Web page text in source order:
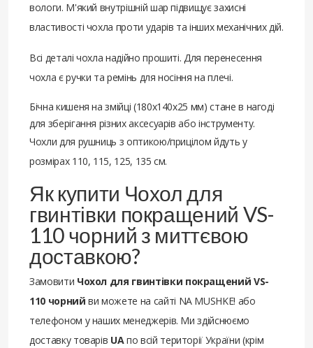
вологи. М'який внутрішній шар підвищує захисні
властивості чохла проти ударів та інших механічних дій.
Всі деталі чохла надійно прошиті. Для перенесення
чохла є ручки та ремінь для носіння на плечі.
Бічна кишеня на змійці (180х140х25 мм) стане в нагоді
для зберігання різних аксесуарів або інструменту.
Чохли для рушниць з оптикою/прицілом йдуть у
розмірах 110, 115, 125, 135 см.
Як купити Чохол для
гвинтівки покращений VS-
110 чорний з миттєвою
доставкою?
Замовити Чохол для гвинтівки покращений VS-
110 чорний ви можете на сайті NA MUSHKE! або
телефоном у наших менеджерів. Ми здійснюємо
доставку товарів UAпо всій території України (крім